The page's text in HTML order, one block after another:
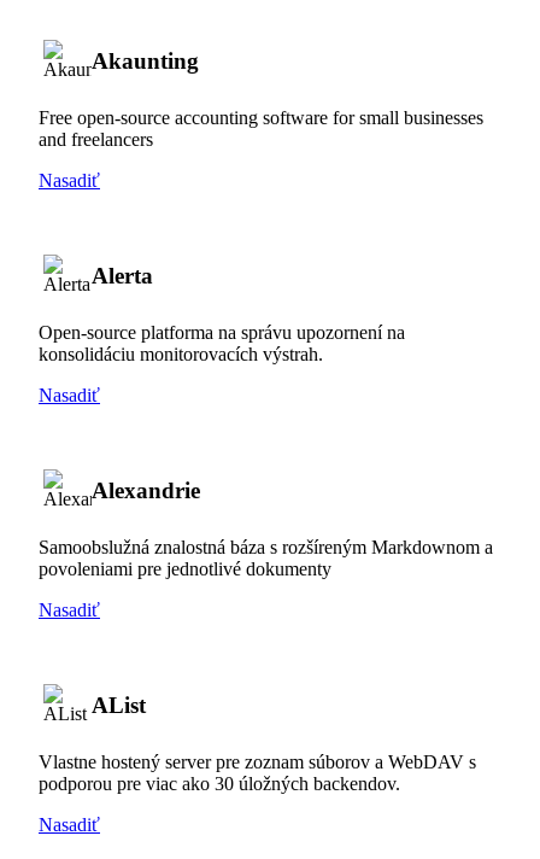
Akaunting
Free open-source accounting software for small businesses
and freelancers
Nasadiť
Alerta
Open-source platforma na správu upozornení na
konsolidáciu monitorovacích výstrah.
Nasadiť
Alexandrie
Samoobslužná znalostná báza s rozšíreným Markdownom a
povoleniami pre jednotlivé dokumenty
Nasadiť
AList
Vlastne hostený server pre zoznam súborov a WebDAV s
podporou pre viac ako 30 úložných backendov.
Nasadiť